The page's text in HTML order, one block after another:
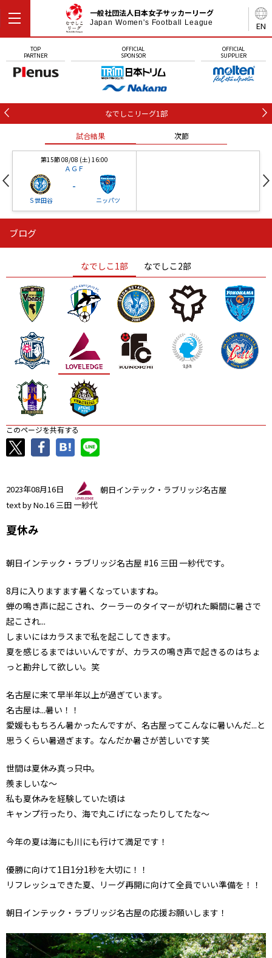
EN
一般社団法人日本女子サッカーリーグ
Japan Women's Football League
TOP
PARTNER
OFFICIAL
SPONSOR
OFFICIAL
SUPPLIER
なでしこリーグ1部
試合結果 次節
第15節 08/08 (土) 16:00
ＡＧＦ
Ｓ世田谷
-
ニッパツ
ニッパツ
ニッパツ 名古屋
石人の星
静岡 愛媛Ｌ
ブログ
なでしこ1部 なでしこ2部
このページを共有する
2023年08月16日
朝日インテック・ラブリッジ名古屋
text by No.16 三田 一紗代
夏休み
朝日インテック・ラブリッジ名古屋 #16 三田 一紗代です。
8月に入りますます暑くなっていますね。
蝉の鳴き声に起こされ、クーラーのタイマーが切れた瞬間に暑さで
起こされ...
しまいにはカラスまで私を起こしてきます。
夏を感じるまではいいんですが、カラスの鳴き声で起きるのはちょ
っと勘弁して欲しい。笑
名古屋に来て早半年以上が過ぎています。
名古屋は...暑い！！
愛媛ももちろん暑かったんですが、名古屋ってこんなに暑いんだ...と
思うくらい暑過ぎます。なんだか暑さが苦しいです笑
世間は夏休み真っ只中。
羨ましいな〜
私も夏休みを経験していた頃は
キャンプ行ったり、海で丸こげになったりしてたな〜
今年の夏は海にも川にも行けて満足です！
優勝に向けて1日1分1秒を大切に！！
リフレッシュできた夏、リーグ再開に向けて全員でいい準備を！！
朝日インテック・ラブリッジ名古屋の応援お願いします！